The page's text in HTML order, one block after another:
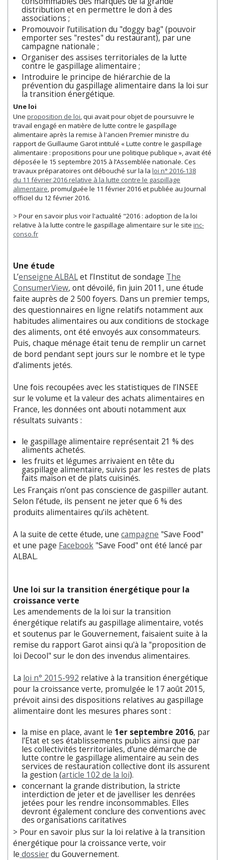
distribution et en permettre le don à des
associations ;
Promouvoir l’utilisation du "doggy bag" (pouvoir
emporter ses "restes" du restaurant), par une
campagne nationale ;
Organiser des assises territoriales de la lutte
contre le gaspillage alimentaire ;
Introduire le principe de hiérarchie de la
prévention du gaspillage alimentaire dans la loi sur
la transition énergétique.
Une loi
Une proposition de loi, qui avait pour objet de poursuivre le
travail engagé en matière de lutte contre le gaspillage
alimentaire après la remise à l'ancien Premier ministre du
rapport de Guillaume Garot intitulé « Lutte contre le gaspillage
alimentaire : propositions pour une politique publique », avait été
déposée le 15 septembre 2015 à l’Assemblée nationale. Ces
travaux préparatoires ont débouché sur la la loi n° 2016-138
du 11 février 2016 relative à la lutte contre le gaspillage
alimentaire, promulguée le 11 février 2016 et publiée au Journal
officiel du 12 février 2016.
> Pour en savoir plus voir l'actualité "2016 : adoption de la loi
relative à la lutte contre le gaspillage alimentaire sur le site inc-
conso.fr
Une étude
L’enseigne ALBALet l’Institut de sondage The
ConsumerView, ont dévoilé, fin juin 2011, une étude
faite auprès de 2 500 foyers. Dans un premier temps,
des questionnaires en ligne relatifs notamment aux
habitudes alimentaires ou aux conditions de stockage
des aliments, ont été envoyés aux consommateurs.
Puis, chaque ménage était tenu de remplir un carnet
de bord pendant sept jours sur le nombre et le type
d’aliments jetés.
Une fois recoupées avec les statistiques de l’INSEE
sur le volume et la valeur des achats alimentaires en
France, les données ont abouti notamment aux
résultats suivants :
le gaspillage alimentaire représentait 21 % des
aliments achetés.
les fruits et légumes arrivaient en tête du
gaspillage alimentaire, suivis par les restes de plats
faits maison et de plats cuisinés.
Les Français n’ont pas conscience de gaspiller autant.
Selon l’étude, ils pensent ne jeter que 6 % des
produits alimentaires qu’ils achètent.
A la suite de cette étude, une campagne "Save Food"
et une page Facebook "Save Food" ont été lancé par
ALBAL.
Une loi sur la transition énergétique pour la
croissance verte
Les amendements de la loi sur la transition
énergétique relatifs au gaspillage alimentaire, votés
et soutenus par le Gouvernement, faisaient suite à la
remise du rapport Garot ainsi qu'à la "proposition de
loi Decool" sur le don des invendus alimentaires.
La loi n° 2015-992 relative à la transition énergétique
pour la croissance verte, promulgée le 17 août 2015,
prévoit ainsi des dispositions relatives au gaspillage
alimentaire dont les mesures phares sont :
la mise en place, avant le 1er septembre 2016, par
l'Etat et ses établissements publics ainsi que par
les collectivités territoriales, d'une démarche de
lutte contre le gaspillage alimentaire au sein des
services de restauration collective dont ils assurent
la gestion (article 102 de la loi).
concernant la grande distribution, la stricte
interdiction de jeter et de javelliser les denrées
jetées pour les rendre inconsommables. Elles
devront également conclure des conventions avec
des organisations caritatives
> Pour en savoir plus sur la loi relative à la transition
énergétique pour la croissance verte, voir
le dossierdu Gouvernement.